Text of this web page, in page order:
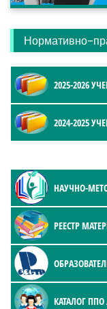
Нормативно-
2025-2026
2024-2025
НАУЧНО-
РЕЕСТР
КАТАЛОГ